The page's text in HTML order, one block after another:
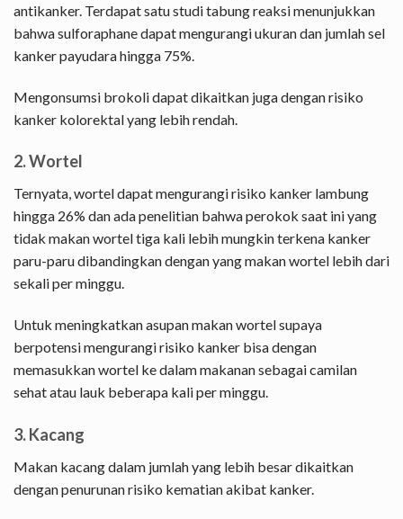
antikanker. Terdapat satu studi tabung reaksi menunjukkan
bahwa sulforaphane dapat mengurangi ukuran dan jumlah sel
kanker payudara hingga 75%.
Mengonsumsi brokoli dapat dikaitkan juga dengan risiko
kanker kolorektal yang lebih rendah.
2. Wortel
Ternyata, wortel dapat mengurangi risiko kanker lambung
hingga 26% dan ada penelitian bahwa perokok saat ini yang
tidak makan wortel tiga kali lebih mungkin terkena kanker
paru-paru dibandingkan dengan yang makan wortel lebih dari
sekali per minggu.
Untuk meningkatkan asupan makan wortel supaya
berpotensi mengurangi risiko kanker bisa dengan
memasukkan wortel ke dalam makanan sebagai camilan
sehat atau lauk beberapa kali per minggu.
3. Kacang
Makan kacang dalam jumlah yang lebih besar dikaitkan
dengan penurunan risiko kematian akibat kanker.